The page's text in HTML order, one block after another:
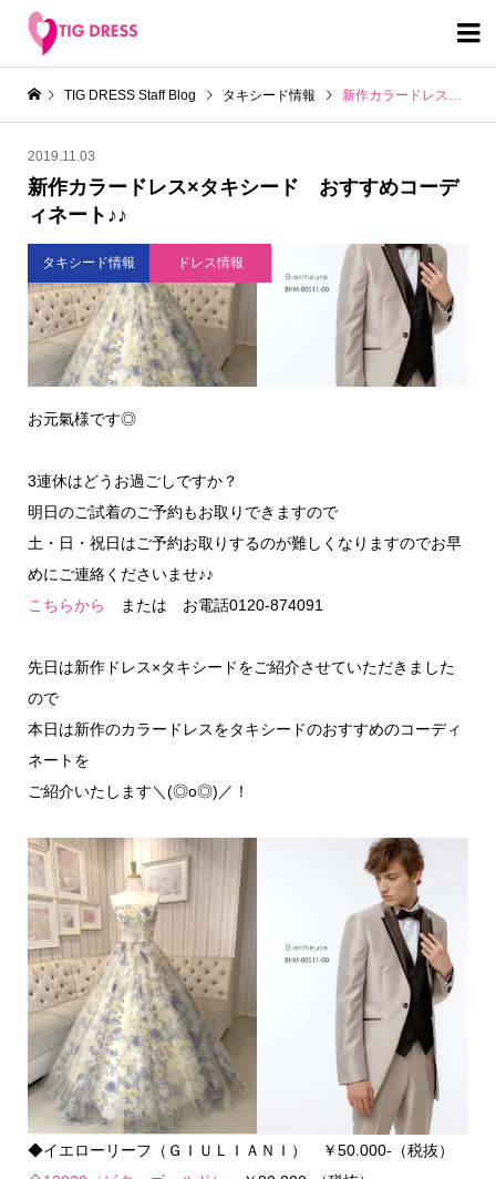

TIG DRESS Staff Blog タキシード情報 新作カラードレス×タキシード おすすめコーディネート♪♪
2019.11.03
新作カラードレス×タキシード おすすめコーデ
ィネート♪♪
タキシード情報 ドレス情報
お元氣様です◎
3連休はどうお過ごしですか？
明日のご試着のご予約もお取りできますので
土・日・祝日はご予約お取りするのが難しくなりますのでお早
めにご連絡くださいませ♪♪
こちらから
または お電話0120-874091
先日は新作ドレス×タキシードをご紹介させていただきました
ので
本日は新作のカラードレスをタキシードのおすすめのコーディ
ネートを
ご紹介いたします＼(◎o◎)／！
◆イエローリーフ（ＧＩＵＬＩＡＮＩ） ￥50.000-（税抜）